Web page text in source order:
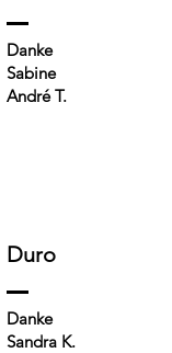
Danke
Sabine
André T.
Duro
Danke
Sandra K.